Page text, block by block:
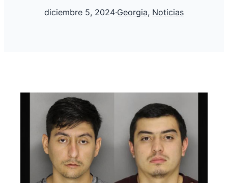
diciembre 5, 2024·Georgia, Noticias